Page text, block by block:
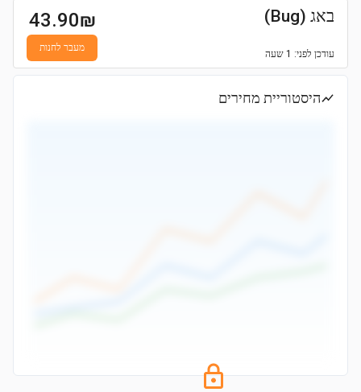
באג (Bug)
עודכן לפני: 1 שעה
43.90₪
מעבר לחנות
היסטוריית מחירים